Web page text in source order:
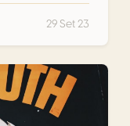
29 Set 23